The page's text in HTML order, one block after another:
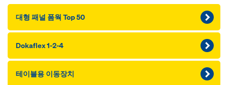
대형 패널 폼웍 Top 50
Dokaflex 1-2-4
테이블용 이동장치